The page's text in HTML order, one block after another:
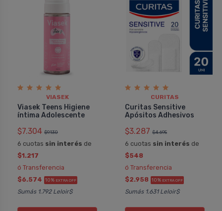
VIASEK
Viasek Teens Higiene
íntima Adolescente
$7.304 $9.130
6 cuotas sin interés de
$1.217
ó Transferencia
$6.574 10% EXTRA OFF
Sumás 1.792 Leloir$
CURITAS
Curitas Sensitive
Apósitos Adhesivos
$3.287 $4.695
6 cuotas sin interés de
$548
ó Transferencia
$2.958 10% EXTRA OFF
Sumás 1.631 Leloir$